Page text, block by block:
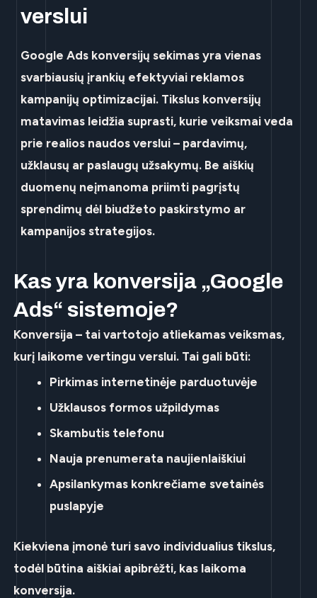
verslui
Google Ads konversijų sekimas yra vienas
svarbiausių įrankių efektyviai reklamos
kampanijų optimizacijai. Tikslus konversijų
matavimas leidžia suprasti, kurie veiksmai veda
prie realios naudos verslui – pardavimų,
užklausų ar paslaugų užsakymų. Be aiškių
duomenų neįmanoma priimti pagrįstų
sprendimų dėl biudžeto paskirstymo ar
kampanijos strategijos.
Kas yra konversija „Google
Ads“ sistemoje?
Konversija – tai vartotojo atliekamas veiksmas,
kurį laikome vertingu verslui. Tai gali būti:
Pirkimas internetinėje parduotuvėje
Užklausos formos užpildymas
Skambutis telefonu
Nauja prenumerata naujienlaiškiui
Apsilankymas konkrečiame svetainės
puslapyje
Kiekviena įmonė turi savo individualius tikslus,
todėl būtina aiškiai apibrėžti, kas laikoma
konversija.